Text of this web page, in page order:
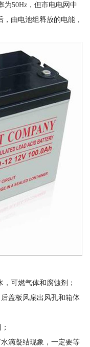
为50Hz，但市电电网中
由电池组释放的电能，
可燃气体和腐蚀剂；
盖板风扇出风孔和箱体
滴凝结现象，一定要等